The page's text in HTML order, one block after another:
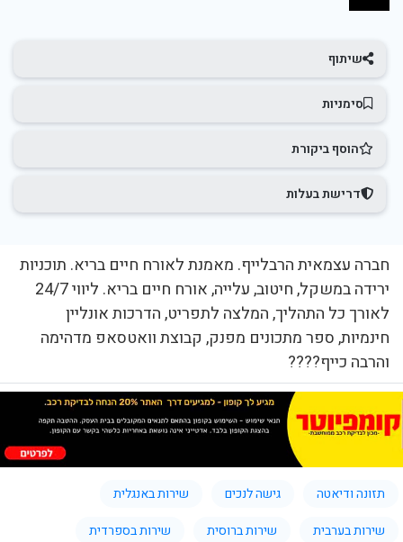
שיתוף
סימניות
הוסף ביקורת
דרישת בעלות
חברה עצמאית הרבלייף. מאמנת לאורח חיים בריא. תוכניות
ירידה במשקל, חיטוב, עלייה, אורח חיים בריא. ליווי 24/7
לאורך כל התהליך, המלצה לתפריט, הדרכות אונליין
חינמיות, ספר מתכונים מפנק, קבוצת וואטסאפ מדהימה
והרבה כייף????
תזונה ודיאטה גישה לנכים
שירות באנגלית
שירות בערבית
שירות ברוסית
שירות בספרדית